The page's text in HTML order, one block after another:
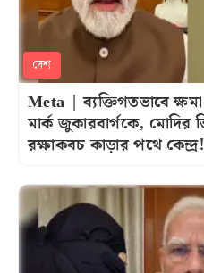
দেশ
Meta | ব্যক্তিগতভাবে ক্ষমা
মার্ক জুকারবার্গকে, মোদির
রক্ষাকবচ কাড়ার পথে কেন্দ্র!